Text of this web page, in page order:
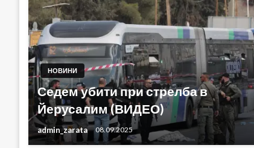
НОВИНИ
Седем убити при стрелба в
Йерусалим (ВИДЕО)
admin_zarata 08.09.2025